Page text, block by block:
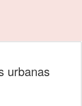
urbanas